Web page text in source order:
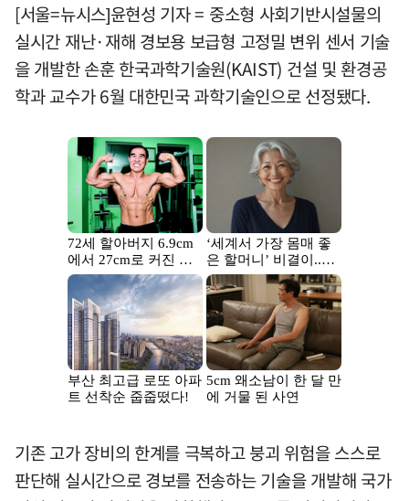
[서울=뉴시스]윤현성 기자 = 중소형 사회기반시설물의
실시간 재난·재해 경보용 보급형 고정밀 변위 센서 기술
을 개발한 손훈 한국과학기술원(KAIST) 건설 및 환경공
학과 교수가 6월 대한민국 과학기술인으로 선정됐다.
기존 고가 장비의 한계를 극복하고 붕괴 위험을 스스로
판단해 실시간으로 경보를 전송하는 기술을 개발해 국가